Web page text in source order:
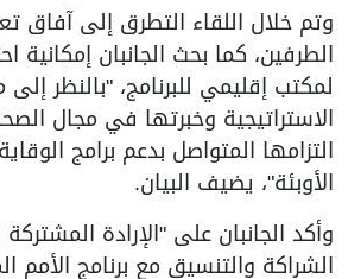
وتم خلال اللقاء التطرق إلى آفاق
الطرفين، كما بحث الجانبان إمكانية
لمكتب إقليمي للبرنامج، "بالنظر إلى
الاستراتيجية وخبرتها في مجال
التزامها المتواصل بدعم برامج
الأوبئة"، يضيف البيان.
وأكد الجانبان على "الإرادة
الشراكة والتنسيق مع برنامج الأمم